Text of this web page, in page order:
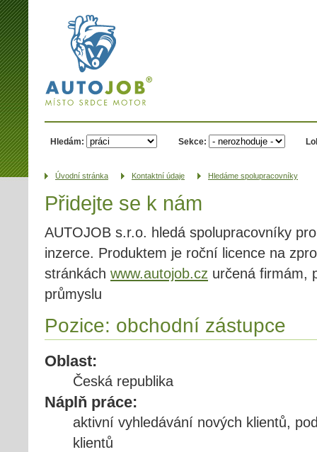
AUTOJOB.cz -
místo srdce
motor
Hledám: Sekce:
Úvodní­ stránka Kontaktní údaje Hledáme spolupracovníky
Přidejte se k nám
AUTOJOB s.r.o. hledá spolupracovníky
inzerce. Produktem je roční licence na
stránkách www.autojob.cz určená firmám,
průmyslu
Pozice: obchodní zástupce
Oblast:
Česká republika
Náplň práce:
aktivní vyhledávání nových klientů,
klientů